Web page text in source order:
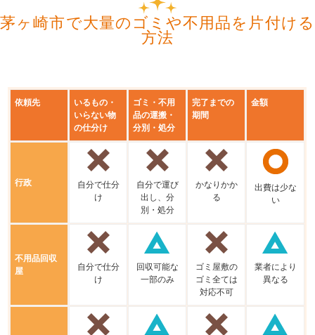
茅ヶ崎市で大量のゴミや不用品を片付ける
方法
依頼先
いるもの・
いらない物
の仕分け
ゴミ・不用
品の運搬・
分別・処分
完了までの
期間
金額
行政
⾃分で仕分
け
⾃分で運び
出し、分
別・処分
かなりかか
る
出費は少な
い
不用品回収
屋
⾃分で仕分
け
回収可能な
⼀部のみ
ゴミ屋敷の
ゴミ全ては
対応不可
業者により
異なる